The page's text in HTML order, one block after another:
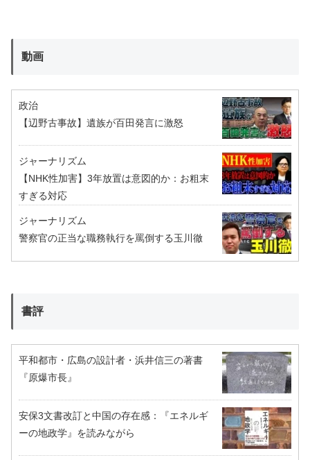
動画
政治
【辺野古事故】遺族が百田発言に激怒
ジャーナリズム
【NHK性加害】3年放置は意図的か：お粗末
すぎる対応
ジャーナリズム
警察官の正当な職務執行を罵倒する玉川徹
書評
平和都市・広島の設計者・浜井信三の著書
『原爆市長』
安保3文書改訂と中国の存在感：『エネルギ
ーの地政学』を読みながら